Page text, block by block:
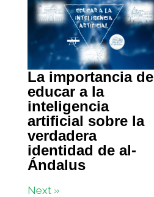
La importancia de
educar a la
inteligencia
artificial sobre la
verdadera
identidad de al-
Ándalus
Next »